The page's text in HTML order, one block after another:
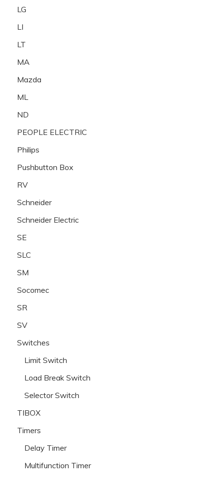
LG
LI
LT
MA
Mazda
ML
ND
PEOPLE ELECTRIC
Philips
Pushbutton Box
RV
Schneider
Schneider Electric
SE
SLC
SM
Socomec
SR
SV
Switches
Limit Switch
Load Break Switch
Selector Switch
TIBOX
Timers
Delay Timer
Multifunction Timer